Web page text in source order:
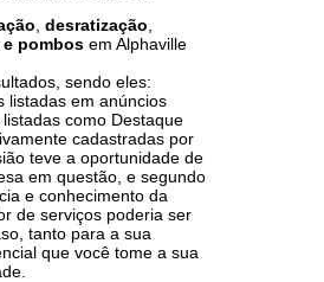
desratização
pombos em Alphaville
sendo eles:
listadas em anúncios
como Destaque
cadastradas por
teve a oportunidade de
em questão, e segundo
e conhecimento da
de serviços poderia ser
tanto para a sua
que você tome a sua